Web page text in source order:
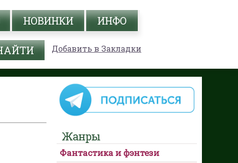
НОВИНКИ ИНФО
Добавить в Закладки
Жанры
Фантастика и фэнтези